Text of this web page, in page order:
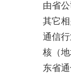
由省公
其它
通信
核（
东省